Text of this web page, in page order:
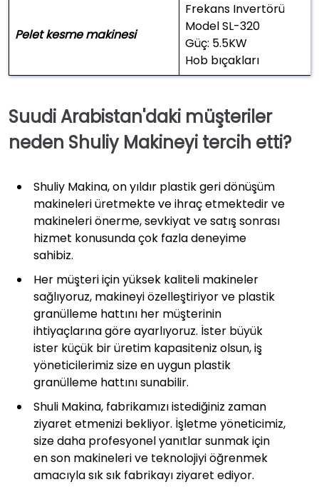
Pelet kesme makinesi
Frekans Invertörü
Model SL-320
Güç: 5.5KW
Hob bıçakları
Suudi Arabistan'daki müşteriler
neden Shuliy Makineyi tercih etti?
Shuliy Makina, on yıldır plastik geri dönüşüm
makineleri üretmekte ve ihraç etmektedir ve
makineleri önerme, sevkiyat ve satış sonrası
hizmet konusunda çok fazla deneyime
sahibiz.
Her müşteri için yüksek kaliteli makineler
sağlıyoruz, makineyi özelleştiriyor ve plastik
granülleme hattını her müşterinin
ihtiyaçlarına göre ayarlıyoruz. İster büyük
ister küçük bir üretim kapasiteniz olsun, iş
yöneticilerimiz size en uygun plastik
granülleme hattını sunabilir.
Shuli Makina, fabrikamızı istediğiniz zaman
ziyaret etmenizi bekliyor. İşletme yöneticimiz,
size daha profesyonel yanıtlar sunmak için
en son makineleri ve teknolojiyi öğrenmek
amacıyla sık sık fabrikayı ziyaret ediyor.